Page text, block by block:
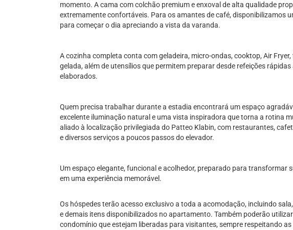
momento. A cama com colchão premium e enxoval de alta qualidade
extremamente confortáveis. Para os amantes de café, disponibilizamos
para começar o dia apreciando a vista da varanda.
A cozinha completa conta com geladeira, micro-ondas, cooktop, Air
gelada, além de utensílios que permitem preparar desde refeições
elaborados.
Quem precisa trabalhar durante a estadia encontrará um espaço
excelente iluminação natural e uma vista inspiradora que torna a rotina
aliado à localização privilegiada do Patteo Klabin, com restaurantes,
e diversos serviços a poucos passos do elevador.
Um espaço elegante, funcional e acolhedor, preparado para transformar
em uma experiência memorável.
Os hóspedes terão acesso exclusivo a toda a acomodação, incluindo
e demais itens disponibilizados no apartamento. Também poderão
condomínio que estejam liberadas para visitantes, sempre respeitando